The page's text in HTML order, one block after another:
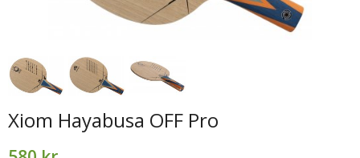
Xiom Hayabusa OFF Pro